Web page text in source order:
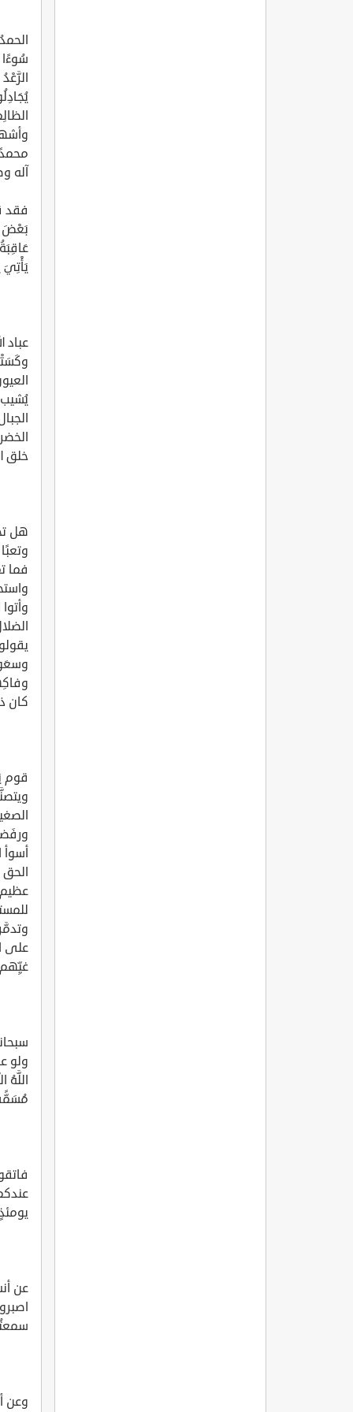
آله
فقد
بَعْضَ
يَأْتِيَ
عباد
يُشيب
خلق
هل
فما
كان
قوم
على
ولو
مُسَمًّى
عن
وعن